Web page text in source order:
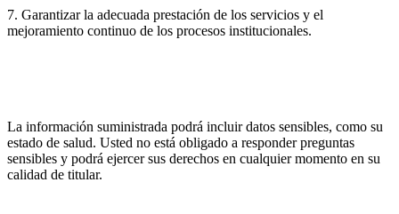
7. Garantizar la adecuada prestación de los servicios y el
mejoramiento continuo de los procesos institucionales.
La información suministrada podrá incluir datos sensibles, como su
estado de salud. Usted no está obligado a responder preguntas
sensibles y podrá ejercer sus derechos en cualquier momento en su
calidad de titular.